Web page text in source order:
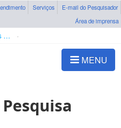
Serviços
E-mail do Pesquisador
Área de imprensa
Bolsas e Auxílios Vigentes
MENU